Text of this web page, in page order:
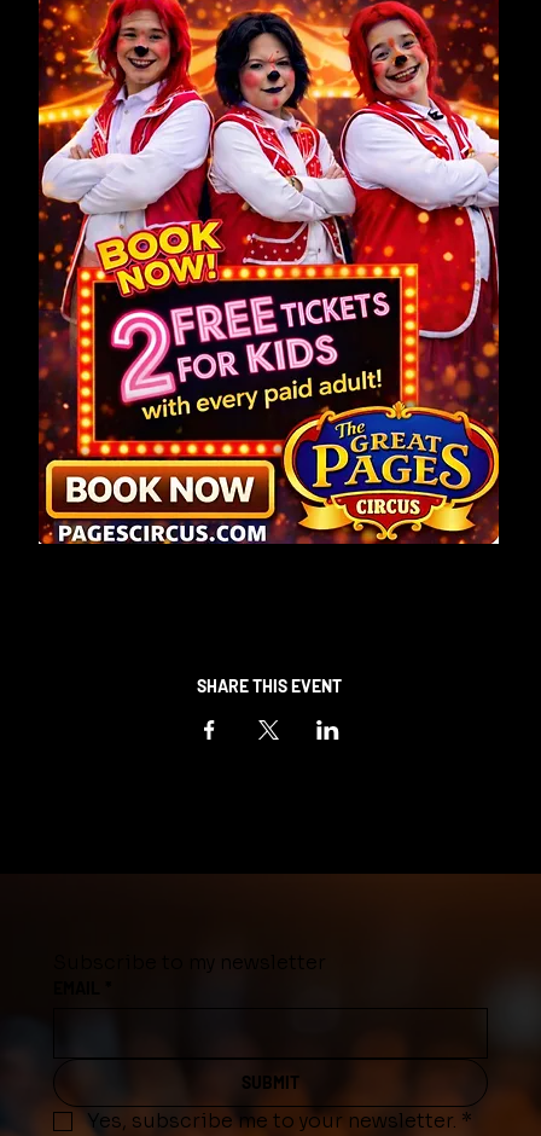
SHARE THIS EVENT
Subscribe to my newsletter
SUBMIT
Yes, subscribe me to your newsletter. *